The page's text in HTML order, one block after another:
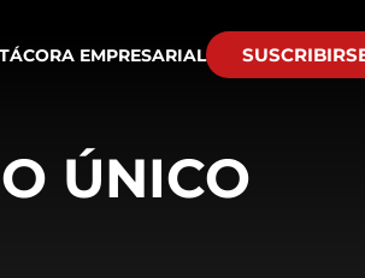
EMPRESARIAL
ÚNICO